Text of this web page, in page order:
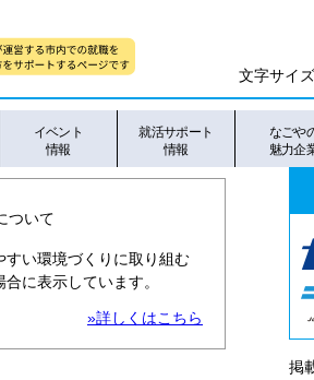
文字サイ
イベント
情報
就活サポート
情報
なごや
魅力企
ついて
い環境づくりに取り組む
に表示しています。
»詳しくはこちら
掲